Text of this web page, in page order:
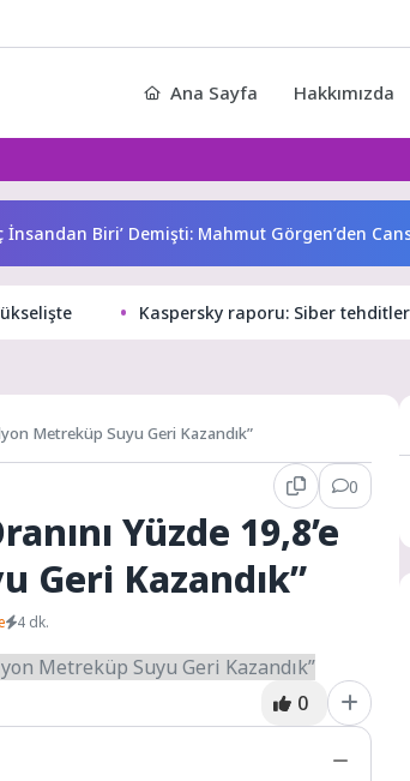
Ana Sayfa Hakkımızda
Biri’ Demişti: Mahmut Görgen’den
Kaspersky raporu: Siber
Metreküp Suyu Geri Kazandık”
0
Yüzde 19,8’e
Geri Kazandık”
4 dk.
0